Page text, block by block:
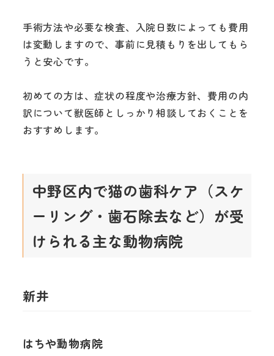
手術方法や必要な検査、入院日数によっても費用
は変動しますので、事前に見積もりを出してもら
うと安心です。
初めての方は、症状の程度や治療方針、費用の内
訳について獣医師としっかり相談しておくことを
おすすめします。
中野区内で猫の歯科ケア（スケ
ーリング・歯石除去など）が受
けられる主な動物病院
新井
はちや動物病院